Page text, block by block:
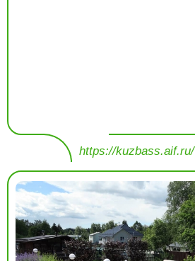
https://kuzbass.aif.ru/